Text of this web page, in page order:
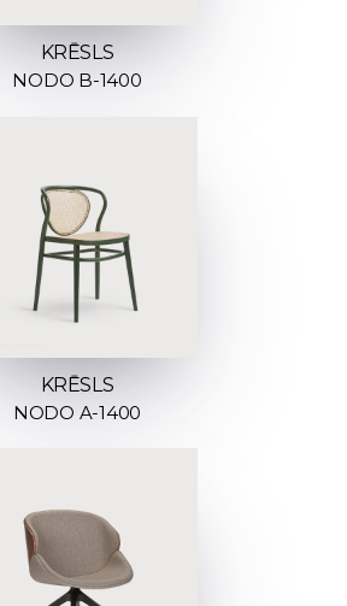
KRĒSLS
NODO B-1400
KRĒSLS
NODO A-1400